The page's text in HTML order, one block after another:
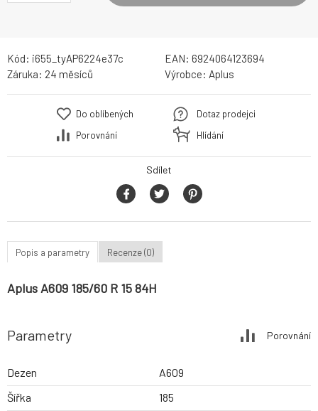
Kód: i655_tyAP6224e37c EAN: 6924064123694
Záruka: 24 měsíců Výrobce: Aplus
Do oblíbených
Porovnání
Dotaz prodejci
Hlídání
Sdílet
Popis a parametry Recenze (0)
Aplus A609 185/60 R 15 84H
Parametry Porovnání
Dezen
A609
Šířka
185